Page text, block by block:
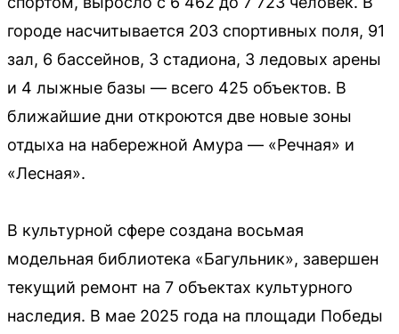
городе насчитывается 203 спортивных поля, 91
зал, 6 бассейнов, 3 стадиона, 3 ледовых арены
и 4 лыжные базы — всего 425 объектов. В
ближайшие дни откроются две новые зоны
отдыха на набережной Амура — «Речная» и
«Лесная».
В культурной сфере создана восьмая
модельная библиотека «Багульник», завершен
текущий ремонт на 7 объектах культурного
наследия. В мае 2025 года на площади Победы